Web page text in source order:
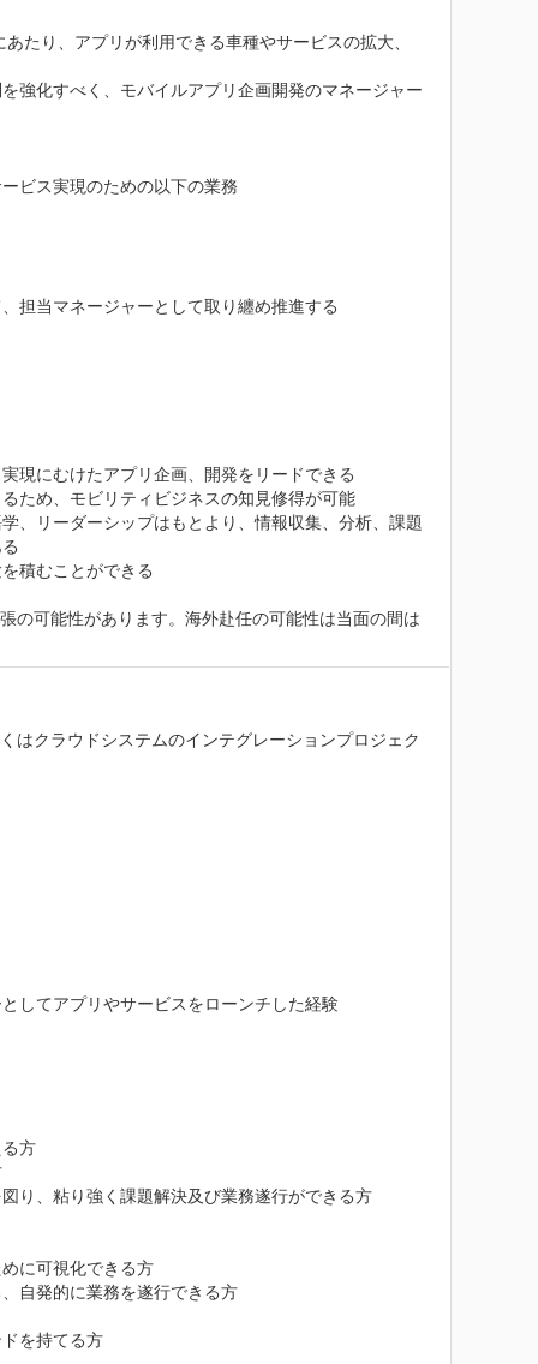
たり、アプリが利用できる車種やサービスの拡大、
強化すべく、モバイルアプリ企画開発のマネージャー
ビス実現のための以下の業務
担当マネージャーとして取り纏め推進する
現にむけたアプリ企画、開発をリードできる
ため、モビリティビジネスの知見修得が可能
、リーダーシップはもとより、情報収集、分析、課題
積むことができる
の可能性があります。海外赴任の可能性は当面の間は
クラウドシステムのインテグレーションプロジェク
してアプリやサービスをローンチした経験
方
り、粘り強く課題解決及び業務遂行ができる方
に可視化できる方
自発的に業務を遂行できる方
を持てる方